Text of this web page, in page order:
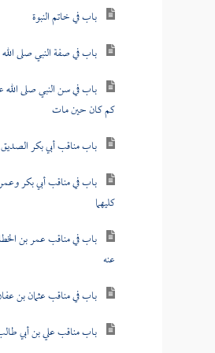
باب في خاتم النبوة
باب في صفة النبي صلى
باب في سن النبي صلى الله
كم كان حين مات
باب مناقب أبي بكر
باب في مناقب أبي بكر
كليهما
باب في مناقب عمر بن
عنه
باب في مناقب عثمان بن
باب مناقب علي بن أبي